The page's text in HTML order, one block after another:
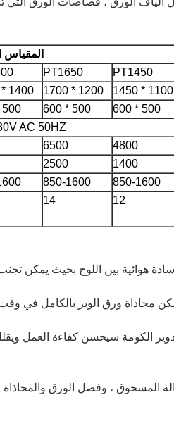
المقياس
PT1450
PT1650
1100 * 1450
1200 * 1700
1400 * 1850
500 * 600
500 * 600
500 * 600
AC 50HZ
4800
6500
1400
2500
850-1600
850-1600
12
14
هوائية بين اللوح بحيث يمكن
محاذاة ورق الوبر بالكامل في
الكومة سيحسن كفاءة العمل